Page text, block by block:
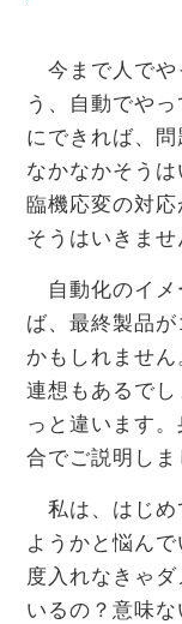
今まで人でや
う、自動でや
にできれば、問
なかなかそう
臨機応変の対
そうはいきませ
自動化のイメ
ば、最終製品
かもしれませ
連想もあるで
っと違います
合でご説明しま
私は、はじめ
ようかと悩ん
度入れなきゃ
いるの？意味